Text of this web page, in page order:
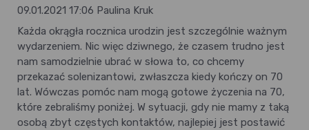
09.01.2021 17:06 Paulina Kruk
Każda okrągła rocznica urodzin jest szczególnie ważnym
wydarzeniem. Nic więc dziwnego, że czasem trudno jest
nam samodzielnie ubrać w słowa to, co chcemy
przekazać solenizantowi, zwłaszcza kiedy kończy on 70
lat. Wówczas pomóc nam mogą gotowe życzenia na 70,
które zebraliśmy poniżej. W sytuacji, gdy nie mamy z taką
osobą zbyt częstych kontaktów, najlepiej jest postawić